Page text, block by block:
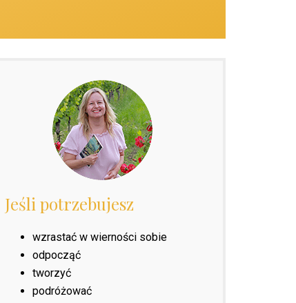
Jeśli potrzebujesz
wzrastać w wierności sobie
odpocząć
tworzyć
podróżować